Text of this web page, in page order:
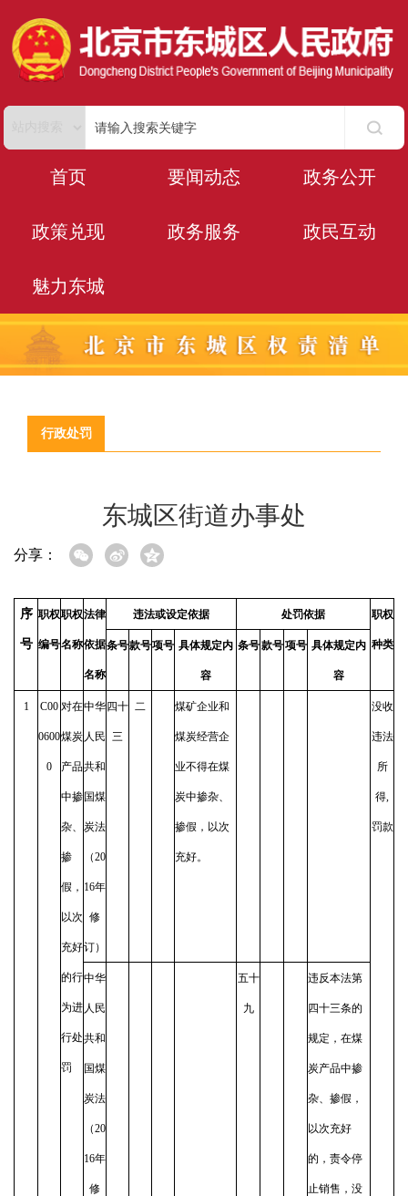
首页 要闻动态 政务公开
政策兑现 政务服务 政民互动
魅力东城
行政处罚
东城区街道办事处
分享：
序
号
职权
编号
职权
名称
法律
依据
名称
违法或设定依据 处罚依据 职权
种类
条号款号项号 具体规定内
容
条号款号项号 具体规定内
容
1 C00
0600
0
对在
煤炭
产品
中掺
杂、
掺
假，
以次
充好
的行
为进
行处
罚
中华
人民
共和
国煤
炭法
（20
16年
修
订）
四十
三
二 煤矿企业和
煤炭经营企
业不得在煤
炭中掺杂、
掺假，以次
充好。
没收
违法
所
得,
罚款
中华
人民
共和
国煤
炭法
（20
16年
修
五十
九
违反本法第
四十三条的
规定，在煤
炭产品中掺
杂、掺假，
以次充好
的，责令停
止销售，没